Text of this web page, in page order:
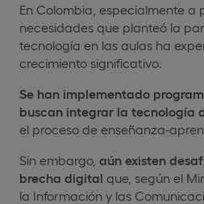
En Colombia, especialmente a
necesidades que planteó la
tecnología en las aulas ha
crecimiento significativo.
Se han implementado
buscan integrar la tecnología
el proceso de enseñanza-
Sin embargo, aún existen
brecha digital que, según el
la Información y las